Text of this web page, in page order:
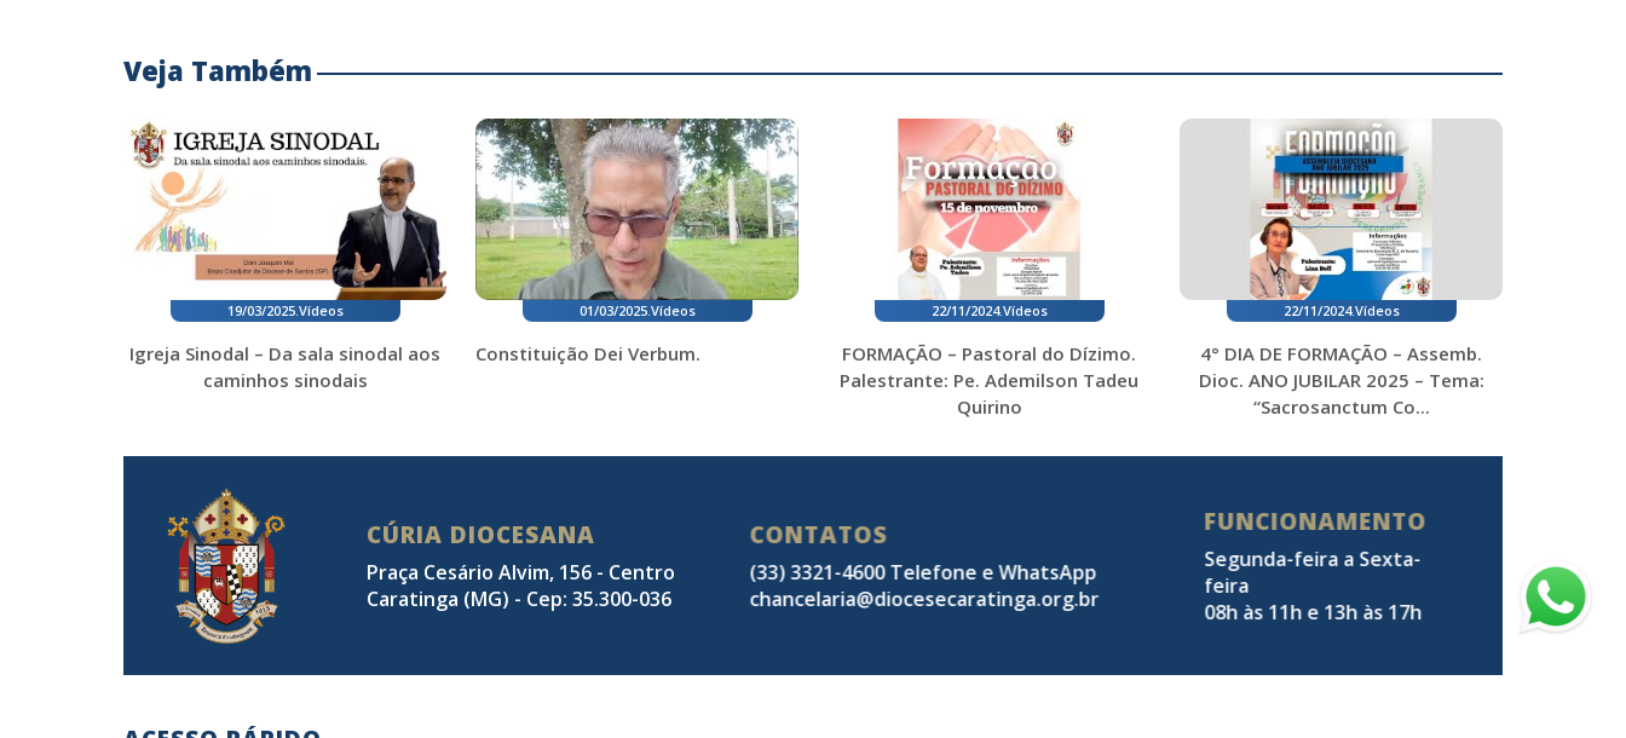
Veja Também
19/03/2025.Vídeos
Igreja Sinodal – Da sala sinodal aos
caminhos sinodais
01/03/2025.Vídeos
Constituição Dei Verbum.
22/11/2024.Vídeos
FORMAÇÃO – Pastoral do Dízimo.
Palestrante: Pe. Ademilson Tadeu
Quirino
22/11/2024.Vídeos
4° DIA DE FORMAÇÃO – Assemb.
Dioc. ANO JUBILAR 2025 – Tema:
“Sacrosanctum Co...
CÚRIA DIOCESANA
Praça Cesário Alvim, 156 - Centro
Caratinga (MG) - Cep: 35.300-036
CONTATOS
(33) 3321-4600 Telefone e WhatsApp
chancelaria@diocesecaratinga.org.br
FUNCIONAMENTO
Segunda-feira a Sexta-
feira
08h às 11h e 13h às 17h